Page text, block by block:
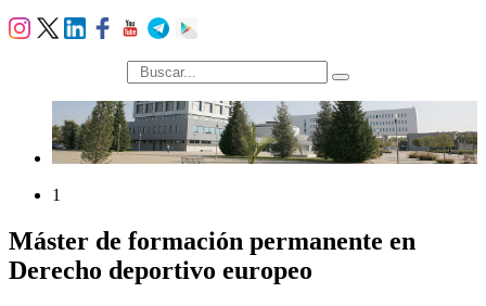
búsqueda
1
Máster de formación permanente en
Derecho deportivo europeo